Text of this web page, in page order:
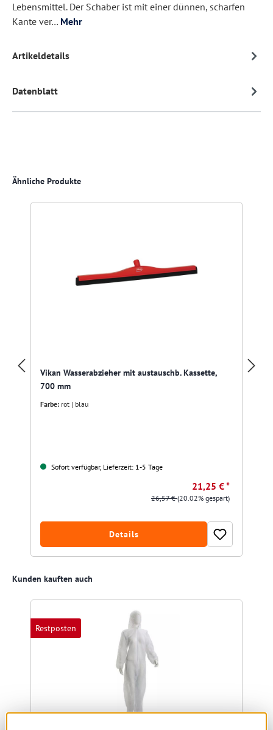
Lebensmittel. Der Schaber ist mit einer dünnen, scharfen
Kante ver… Mehr
Artikeldetails
Datenblatt
Produktgalerie überspringen
Ähnliche Produkte
Vikan Wasserabzieher mit austauschb. Kassette,
700 mm
Farbe: rot | blau
Sofort verfügbar, Lieferzeit: 1-5 Tage
21,25 € *
26,57 €(20.02% gespart)
Details
Produktgalerie überspringen
Kunden kauften auch
Restposten